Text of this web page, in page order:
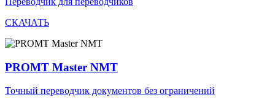
СКАЧАТЬ
PROMT Master NMT
Точный переводчик документов без ограничений